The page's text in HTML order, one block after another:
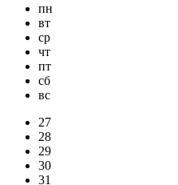
пн
вт
ср
чт
пт
сб
вс
27
28
29
30
31